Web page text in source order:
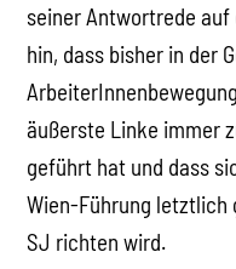
seiner Antwortrede
hin, dass bisher in der
äußerste Linke immer
geführt hat und dass
Wien-Führung letztlich
SJ richten wird.